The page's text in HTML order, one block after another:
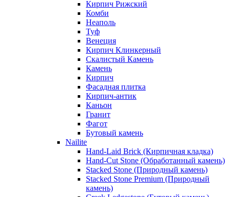
Кирпич Рижский
Комби
Неаполь
Туф
Венеция
Кирпич Клинкерный
Скалистый Камень
Камень
Кирпич
Фасадная плитка
Кирпич-антик
Каньон
Гранит
Фагот
Бутовый камень
Nailite
Hand-Laid Brick (Кирпичная кладка)
Hand-Cut Stone (Обработанный камень)
Stacked Stone (Природный камень)
Stacked Stone Premium (Природный
камень)